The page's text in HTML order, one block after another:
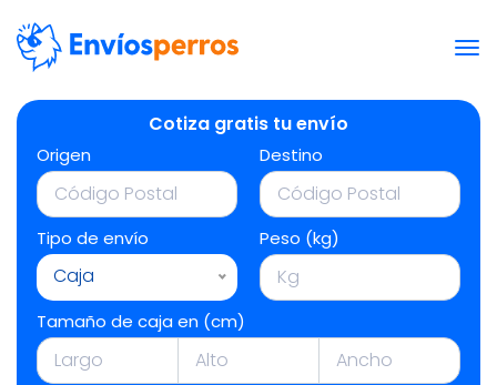
Cotiza gratis tu envío
Origen Destino
Tipo de envío
Caja
Peso (kg)
Tamaño de caja en (cm)